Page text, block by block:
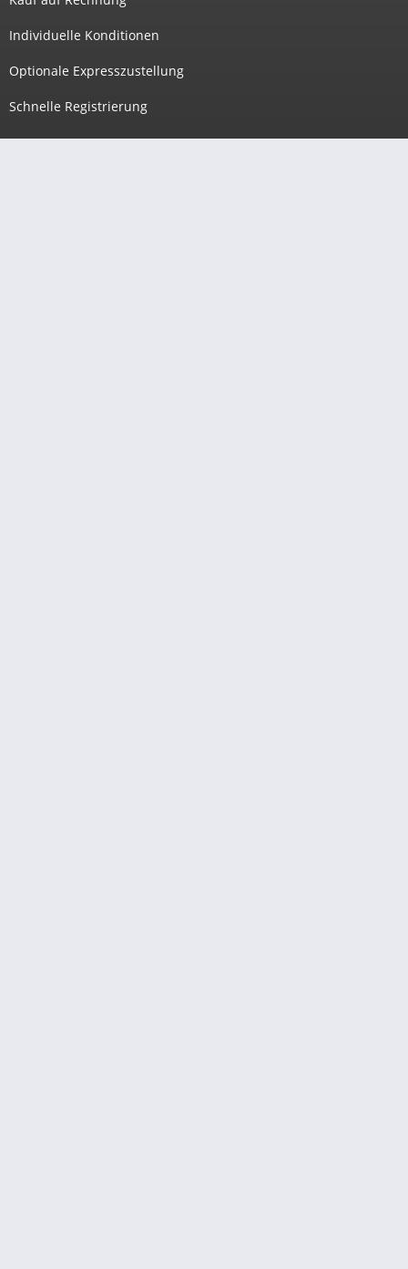
Individuelle Konditionen
Optionale Expresszustellung
Schnelle Registrierung